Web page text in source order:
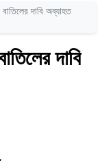
দাবি অব্যাহত
দাবি